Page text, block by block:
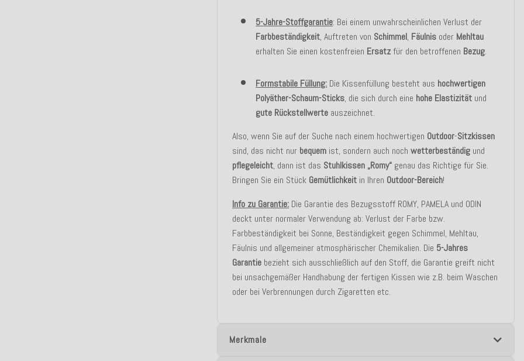
5-Jahre-Stoffgarantie: Bei einem unwahrscheinlichen Verlust der
Farbbeständigkeit, Auftreten von Schimmel, Fäulnis oder Mehltau
erhalten Sie einen kostenfreien Ersatzfür den betroffenen Bezug.
Formstabile Füllung: Die Kissenfüllung besteht aus hochwertigen
Polyäther-Schaum-Sticks, die sich durch eine hohe Elastizität und
gute Rückstellwerte auszeichnet.
Also, wenn Sie auf der Suche nach einem hochwertigen Outdoor-Sitzkissen
sind, das nicht nur bequem ist, sondern auch nochwetterbeständig und
pflegeleicht, dann ist das Stuhlkissen „Romy“ genau das Richtige für Sie.
Bringen Sie ein Stück Gemütlichkeit in Ihren Outdoor-Bereich!
Info zu Garantie: Die Garantie des Bezugsstoff ROMY, PAMELA und ODIN
deckt unter normaler Verwendung ab: Verlust der Farbe bzw.
Farbbeständigkeit bei Sonne, Beständigkeit gegen Schimmel, Mehltau,
Fäulnis und allgemeiner atmosphärischer Chemikalien. Die 5-Jahres
Garantie bezieht sich ausschließlich auf den Stoff, die Garantie greift nicht
bei unsachgemäßer Handhabung der fertigen Kissen wie z.B. beim Waschen
oder bei Verbrennungen durch Zigaretten etc.
Merkmale